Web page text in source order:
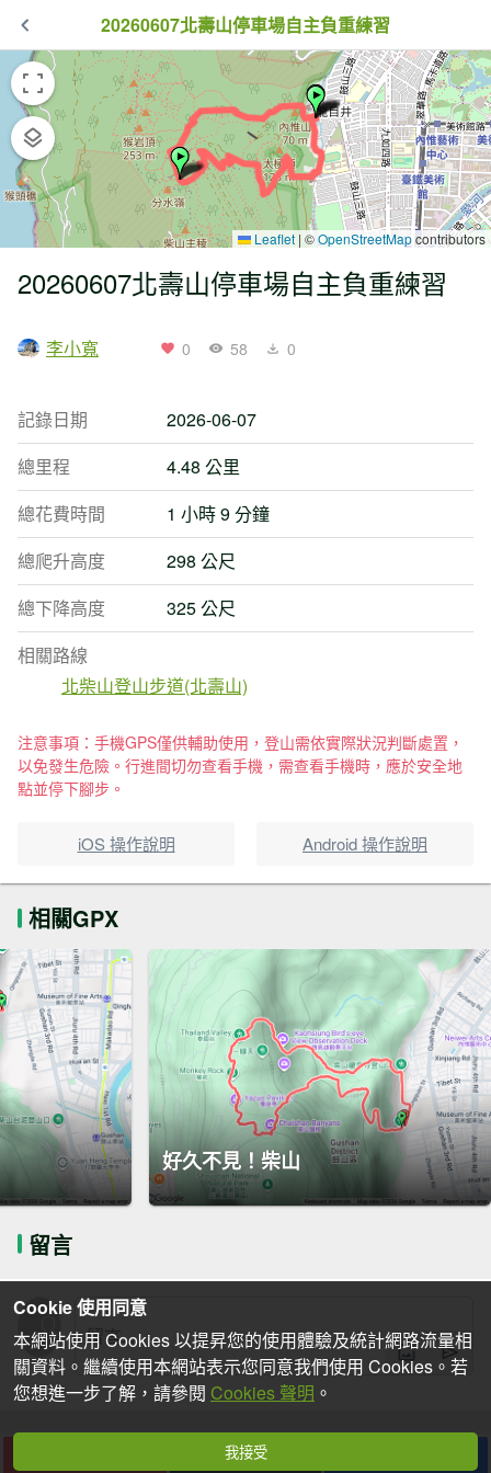
20260607北壽山停車場自主負重練習
Leaflet | ©OpenStreetMapcontributors
20260607北壽山停車場自主負重練習
李小寬 0 58 0
記錄日期
2026-06-07
總里程
4.48 公里
總花費時間
1 小時 9 分鐘
總爬升高度
298 公尺
總下降高度
325 公尺
相關路線
北柴山登山步道(北壽山)
注意事項：手機GPS僅供輔助使用，登山需依實際狀況判斷處置，
以免發生危險。行進間切勿查看手機，需查看手機時，應於安全地
點並停下腳步。
iOS 操作說明 Android 操作說明
相關GPX
好久不見！柴山
留言
下載
Cookie 使用同意
本網站使用 Cookies 以提昇您的使用體驗及統計網路流量相
關資料。繼續使用本網站表示您同意我們使用 Cookies。若
您想進一步了解，請參閱 Cookies 聲明 。
我接受